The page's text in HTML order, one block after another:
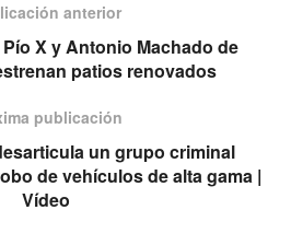
anterior
X y Antonio Machado de
patios renovados
publicación
un grupo criminal
de vehículos de alta gama |
Vídeo